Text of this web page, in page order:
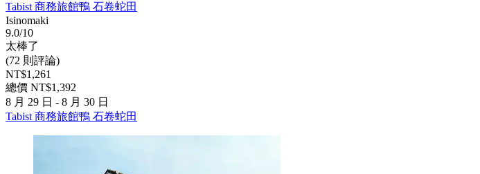
Tabist 商務旅館鴨 石卷蛇田
Isinomaki
9.0/10
太棒了
(72 則評論)
NT$1,261
總價 NT$1,392
8 月 29 日 - 8 月 30 日
Tabist 商務旅館鴨 石卷蛇田